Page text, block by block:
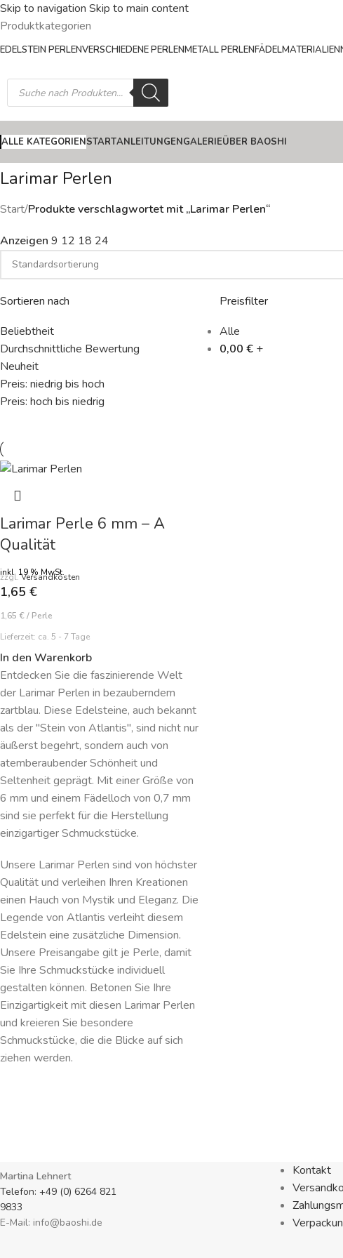
Skip to navigation Skip to main content
Produktkategorien
EDELSTEIN PERLENVERSCHIEDENE PERLENMETALL PERLENFÄDELMATERIALIEN
ALLE KATEGORIENSTARTANLEITUNGENGALERIEÜBER BAOSHI
Larimar Perlen
Start/Produkte verschlagwortet mit „Larimar Perlen“
Anzeigen 9 12 18 24
Sortieren nach
Beliebtheit
Durchschnittliche Bewertung
Neuheit
Preis: niedrig bis hoch
Preis: hoch bis niedrig
Preisfilter
Alle
0,00 € +
Larimar Perle 6 mm – A
Qualität
inkl. 19 % MwSt.
zzgl.Versandkosten
1,65 €
1,65 € / Perle
Lieferzeit: ca. 5 - 7 Tage
In den Warenkorb
Entdecken Sie die faszinierende Welt
der Larimar Perlen in bezauberndem
zartblau. Diese Edelsteine, auch bekannt
als der "Stein von Atlantis", sind nicht nur
äußerst begehrt, sondern auch von
atemberaubender Schönheit und
Seltenheit geprägt. Mit einer Größe von
6 mm und einem Fädelloch von 0,7 mm
sind sie perfekt für die Herstellung
einzigartiger Schmuckstücke.
Unsere Larimar Perlen sind von höchster
Qualität und verleihen Ihren Kreationen
einen Hauch von Mystik und Eleganz. Die
Legende von Atlantis verleiht diesem
Edelstein eine zusätzliche Dimension.
Unsere Preisangabe gilt je Perle, damit
Sie Ihre Schmuckstücke individuell
gestalten können. Betonen Sie Ihre
Einzigartigkeit mit diesen Larimar Perlen
und kreieren Sie besondere
Schmuckstücke, die die Blicke auf sich
ziehen werden.
Martina Lehnert
Telefon: +49 (0) 6264 821
9833
E-Mail: info@baoshi.de
Kontakt